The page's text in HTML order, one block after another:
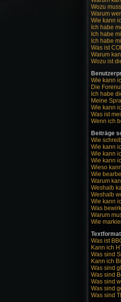
Wozu
Warum
Wie kann
Ich habe
Ich habe
Ich habe
Was ist
Warum
Wozu ist
Wie kann
Die
Ich habe
Meine
Wie kann
Was ist
Wenn ich
Beiträge
Wie
Wie kann
Wie kann
Wie kann
Wieso
Wie
Warum
Weshalb
Weshalb
Wie kann
Was
Warum
Wie
Was ist
Kann ich
Was sind
Kann ich
Was sind
Was sind
Was sind
Was sind
Was sind